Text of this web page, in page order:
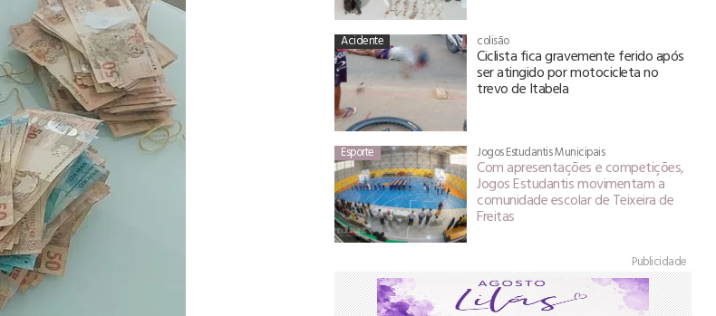
Acidente colisão
Ciclista fica gravemente ferido após
ser atingido por motocicleta no
trevo de Itabela
Esporte Jogos Estudantis Municipais
Com apresentações e competições,
Jogos Estudantis movimentam a
comunidade escolar de Teixeira de
Freitas
Publicidade